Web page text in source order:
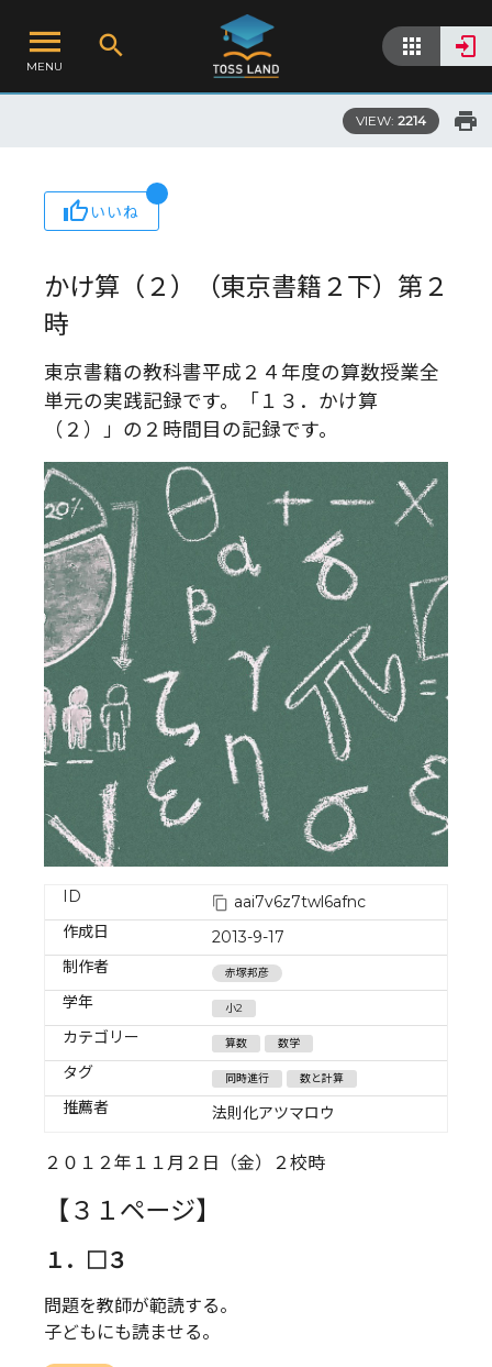
MENU
VIEW: 2214
いいね
かけ算（２）（東京書籍２下）第２
時
東京書籍の教科書平成２４年度の算数授業全
単元の実践記録です。「１３．かけ算
（２）」の２時間目の記録です。
ID
aai7v6z7twl6afnc
作成日
2013-9-17
制作者
赤塚邦彦
学年 小2
カテゴリー 算数 数学
タグ 同時進行 数と計算
推薦者 法則化アツマロウ
２０１２年１１月２日（金）２校時
【３１ページ】
１．□３
問題を教師が範読する。
子どもにも読ませる。